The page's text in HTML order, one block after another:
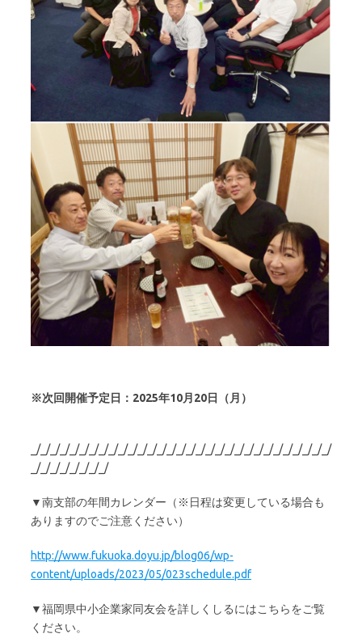
※次回開催予定日：2025年10月20日（月）
_/_/_/_/_/_/_/_/_/_/_/_/_/_/_/_/_/_/_/_/_/_/_/_/_/_/_/_/_/_/_/
_/_/_/_/_/_/_/_/
▼南支部の年間カレンダー（※日程は変更している場合も
ありますのでご注意ください）
http://www.fukuoka.doyu.jp/blog06/wp-
content/uploads/2023/05/023schedule.pdf
▼福岡県中小企業家同友会を詳しくしるにはこちらをご覧
ください。